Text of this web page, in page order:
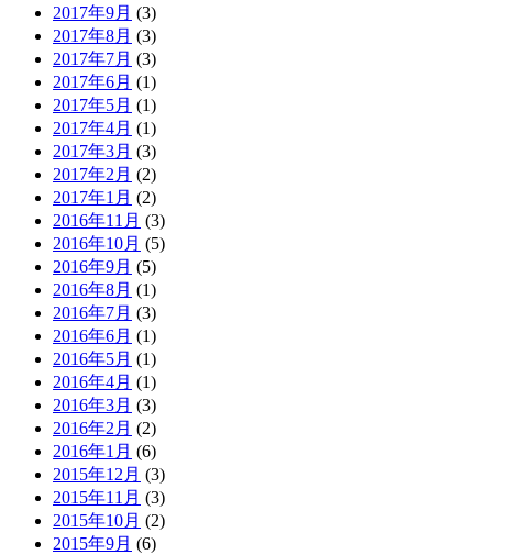
2017年9月 (3)
2017年8月 (3)
2017年7月 (3)
2017年6月 (1)
2017年5月 (1)
2017年4月 (1)
2017年3月 (3)
2017年2月 (2)
2017年1月 (2)
2016年11月 (3)
2016年10月 (5)
2016年9月 (5)
2016年8月 (1)
2016年7月 (3)
2016年6月 (1)
2016年5月 (1)
2016年4月 (1)
2016年3月 (3)
2016年2月 (2)
2016年1月 (6)
2015年12月 (3)
2015年11月 (3)
2015年10月 (2)
2015年9月 (6)